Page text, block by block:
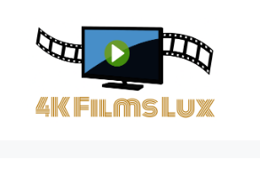
contenu